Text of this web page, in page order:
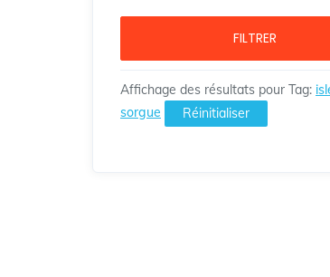
FILTRER
Affichage des résultats pour Tag:
sorgue
Réinitialiser